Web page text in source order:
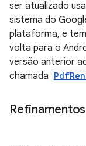
ser atualizado
sistema do
plataforma, e
volta para o
versão anterior
chamada